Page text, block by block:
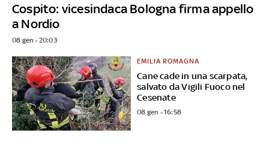
Cospito: vicesindaca Bologna firma appello
a Nordio
08 gen - 20:03
Cane cade in una scarpata,
salvato da Vigili Fuoco nel
Cesenate
EMILIA ROMAGNA
08 gen - 16:58